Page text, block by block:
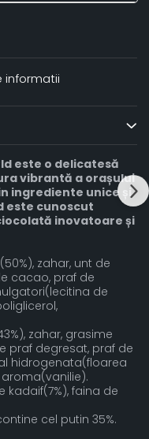
informatii
este o delicatesă
vibrantă a orașului
ingrediente unice și
este cunoscut
inovatoare și
zahar, unt de
cacao, praf de
de
zahar, grasime
praf degresat, praf de
hidrogenata(floarea
kadaif(7%), faina de
cel putin 35%.